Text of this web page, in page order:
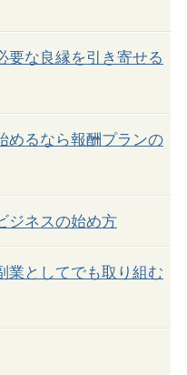
要な良縁を引き寄せる
めるなら報酬プランの
ジネスの始め方
業としてでも取り組む